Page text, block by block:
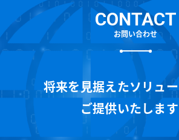
CONTACT
お問い合わせ
将来を見据えたソリュ
ご提供いたします